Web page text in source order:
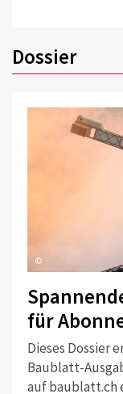
Dossier
©
für
Dieses Dossier
Baublatt-
auf baublatt.ch